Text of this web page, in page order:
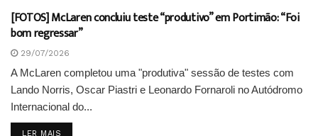
[FOTOS] McLaren concluiu teste “produtivo” em Portimão: “Foi
bom regressar”
29/07/2026
A McLaren completou uma "produtiva" sessão de testes com
Lando Norris, Oscar Piastri e Leonardo Fornaroli no Autódromo
Internacional do...
LER MAIS